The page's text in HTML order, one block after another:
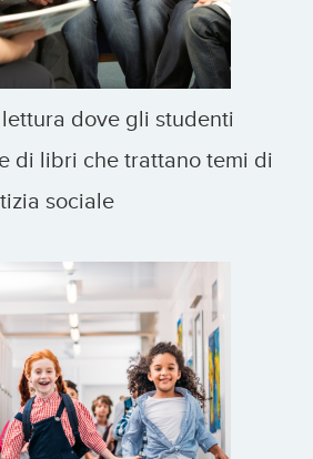
dove gli studenti
di libri che trattano temi di
sociale